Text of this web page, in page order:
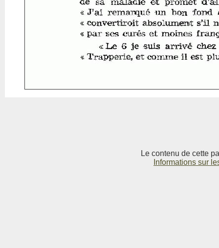
Le contenu de cette
Informations sur